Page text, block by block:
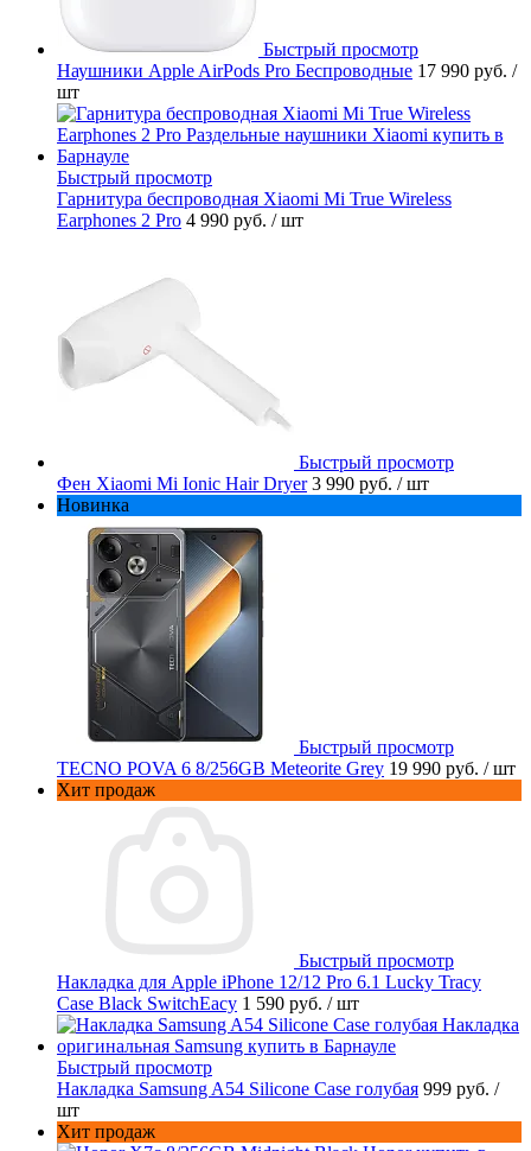
Быстрый просмотр
Наушники Apple AirPods Pro Беспроводные 17 990 руб. /
шт
Быстрый просмотр
Гарнитура беспроводная Xiaomi Mi True Wireless
Earphones 2 Pro 4 990 руб. / шт
Быстрый просмотр
Фен Xiaomi Mi Ionic Hair Dryer 3 990 руб. / шт
Новинка
Быстрый просмотр
TECNO POVA 6 8/256GB Meteorite Grey 19 990 руб. / шт
Хит продаж
Быстрый просмотр
Накладка для Apple iPhone 12/12 Pro 6.1 Lucky Tracy
Case Black SwitchEacy 1 590 руб. / шт
Быстрый просмотр
Накладка Samsung A54 Silicone Case голубая 999 руб. /
шт
Хит продаж